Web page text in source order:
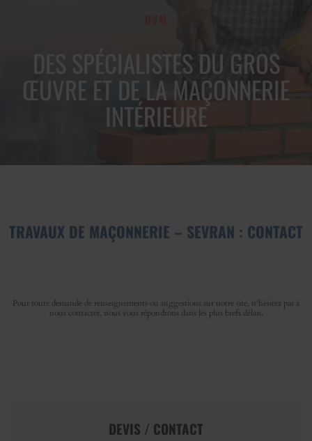
DES SPÉCIALISTES DU GROS
ŒUVRE ET DE LA MAÇONNERIE
INTÉRIEURE
TRAVAUX DE MAÇONNERIE – SEVRAN : CONTACT
Pour toute demande de renseignements ou suggestions sur notre site, n'hésitez pas à
nous contacter, nous vous répondrons dans les plus brefs délais.
DEVIS / CONTACT